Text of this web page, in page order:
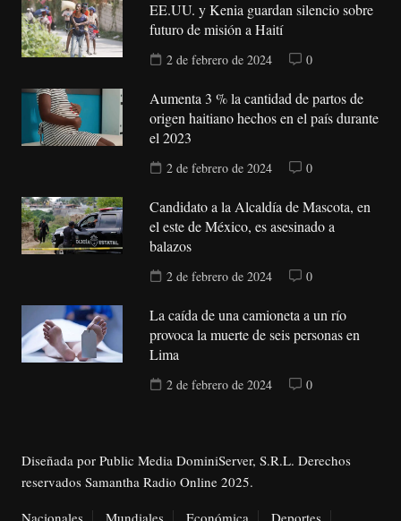
EE.UU. y Kenia guardan silencio sobre
futuro de misión a Haití
2 de febrero de 2024 0
Aumenta 3 % la cantidad de partos de
origen haitiano hechos en el país durante
el 2023
2 de febrero de 2024 0
Candidato a la Alcaldía de Mascota, en
el este de México, es asesinado a
balazos
2 de febrero de 2024 0
La caída de una camioneta a un río
provoca la muerte de seis personas en
Lima
2 de febrero de 2024 0
Diseñada por Public Media DominiServer, S.R.L. Derechos
reservados Samantha Radio Online 2025.
Nacionales
Mundiales Económica Deportes